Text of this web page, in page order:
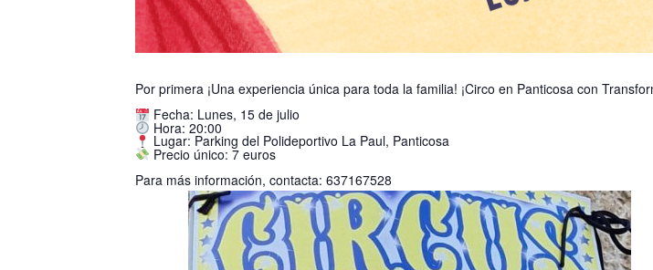
Por primera ¡Una experiencia única para toda la familia! ¡Circo en Panticosa con
Fecha: Lunes, 15 de julio
Hora: 20:00
Lugar: Parking del Polideportivo La Paul, Panticosa
Precio único: 7 euros
Para más información, contacta: 637167528